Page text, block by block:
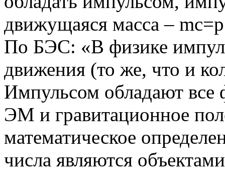
движущаяся масса –
По БЭС: «В физике
движения (то же, что и
Импульсом обладают
ЭМ и гравитационное
математическое
числа являются